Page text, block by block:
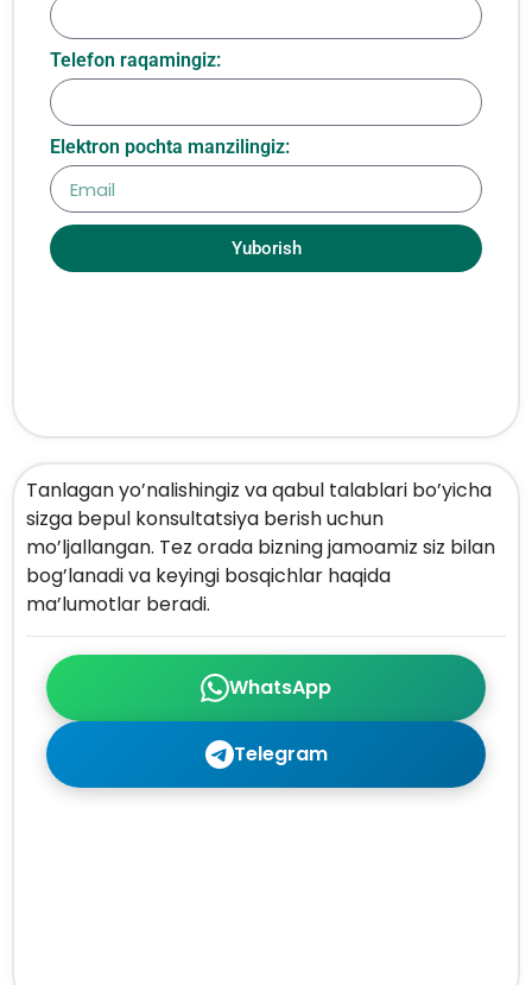
WhatsApp
Telegram
Tanlagan yo’nalishingiz va qabul talablari bo’yicha
sizga bepul konsultatsiya berish uchun
mo’ljallangan. Tez orada bizning jamoamiz siz bilan
bog’lanadi va keyingi bosqichlar haqida
ma’lumotlar beradi.
Telefon raqamingiz:
Elektron pochta manzilingiz:
Yuborish